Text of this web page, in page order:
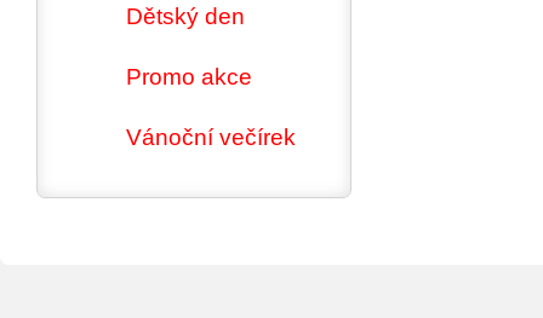
Dětský den
Promo akce
Vánoční večírek